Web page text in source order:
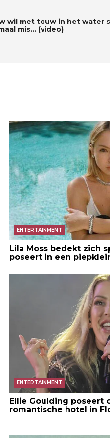
wil met touw in het water
mis… (video)
ENTERTAINMENT
Lila Moss bedekt zich
poseert in een
ENTERTAINMENT
Ellie Goulding poseert
romantische hotel in